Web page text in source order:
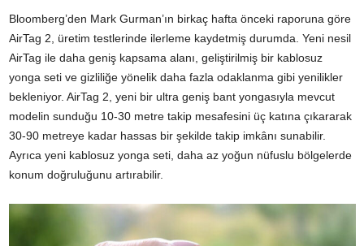
Bloomberg’den Mark Gurman’ın birkaç hafta önceki raporuna göre
AirTag 2, üretim testlerinde ilerleme kaydetmiş durumda. Yeni nesil
AirTag ile daha geniş kapsama alanı, geliştirilmiş bir kablosuz
yonga seti ve gizliliğe yönelik daha fazla odaklanma gibi yenilikler
bekleniyor. AirTag 2, yeni bir ultra geniş bant yongasıyla mevcut
modelin sunduğu 10-30 metre takip mesafesini üç katına çıkararak
30-90 metreye kadar hassas bir şekilde takip imkânı sunabilir.
Ayrıca yeni kablosuz yonga seti, daha az yoğun nüfuslu bölgelerde
konum doğruluğunu artırabilir.